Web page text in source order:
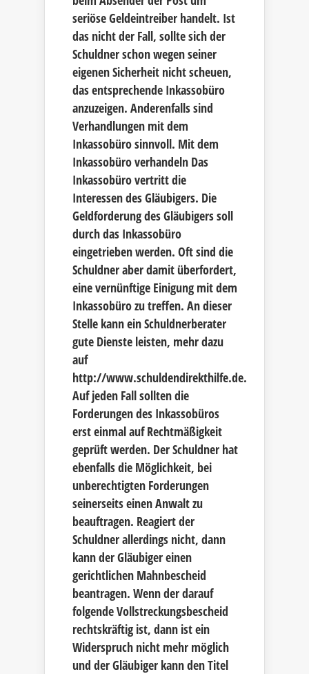
seriöse Geldeintreiber handelt. Ist
das nicht der Fall, sollte sich der
Schuldner schon wegen seiner
eigenen Sicherheit nicht scheuen,
das entsprechende Inkassobüro
anzuzeigen. Anderenfalls sind
Verhandlungen mit dem
Inkassobüro sinnvoll. Mit dem
Inkassobüro verhandeln Das
Inkassobüro vertritt die
Interessen des Gläubigers. Die
Geldforderung des Gläubigers soll
durch das Inkassobüro
eingetrieben werden. Oft sind die
Schuldner aber damit überfordert,
eine vernünftige Einigung mit dem
Inkassobüro zu treffen. An dieser
Stelle kann ein Schuldnerberater
gute Dienste leisten, mehr dazu
auf
http://www.schuldendirekthilfe.de.
Auf jeden Fall sollten die
Forderungen des Inkassobüros
erst einmal auf Rechtmäßigkeit
geprüft werden. Der Schuldner hat
ebenfalls die Möglichkeit, bei
unberechtigten Forderungen
seinerseits einen Anwalt zu
beauftragen. Reagiert der
Schuldner allerdings nicht, dann
kann der Gläubiger einen
gerichtlichen Mahnbescheid
beantragen. Wenn der darauf
folgende Vollstreckungsbescheid
rechtskräftig ist, dann ist ein
Widerspruch nicht mehr möglich
und der Gläubiger kann den Titel